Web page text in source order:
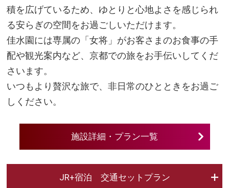
積を広げているため、ゆとりと心地よさを感じられ
る安らぎの空間をお過ごしいただけます。
佳水園には専属の「女将」がお客さまのお食事の手
配や観光案内など、京都での旅をお手伝いしてくだ
さいます。
いつもより贅沢な旅で、非日常のひとときをお過ご
しください。
施設詳細・プラン一覧
JR+宿泊 交通セットプラン